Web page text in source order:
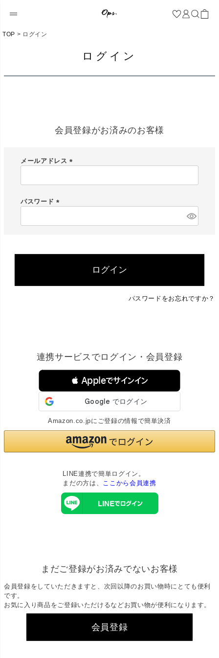
TOP ログイン
ログイン
会員登録がお済みのお客様
メールアドレス
パスワード
ログイン
パスワードをお忘れですか？
連携サービスでログイン・会員登録
 Appleでサインイン
Amazon.co.jpにご登録の情報で簡単決済
LINE連携で簡単ログイン。
まだの方は、 ここから会員連携
まだご登録がお済みでないお客様
会員登録をしていただきますと、次回以降のお買い物時にとても便利
です。
お気に入り商品をご登録いただけるなどお買い物が便利になります。
会員登録